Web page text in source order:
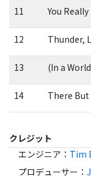
11 You
12 Thunder,
13 (In a
14 There But
クレジット
エンジニア ： Tim
プロデューサー ：